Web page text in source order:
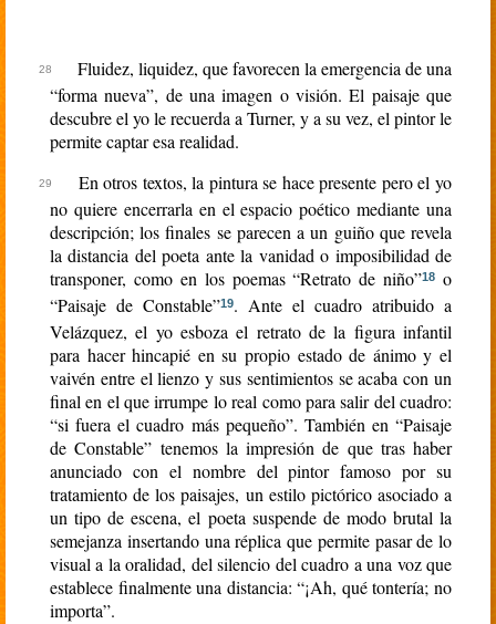
Fluidez, liquidez, que favorecen la emergencia de una
“forma nueva”, de una imagen o visión. El paisaje que
descubre el yo le recuerda a Turner, y a su vez, el pintor le
permite captar esa realidad.
En otros textos, la pintura se hace presente pero el yo
no quiere encerrarla en el espacio poético mediante una
descripción; los finales se parecen a un guiño que revela
la distancia del poeta ante la vanidad o imposibilidad de
transponer, como en los poemas “Retrato de niño”18 o
“Paisaje de Constable”19. Ante el cuadro atribuido a
Velázquez, el yo esboza el retrato de la figura infantil
para hacer hincapié en su propio estado de ánimo y el
vaivén entre el lienzo y sus sentimientos se acaba con un
final en el que irrumpe lo real como para salir del cuadro:
“si fuera el cuadro más pequeño”. También en “Paisaje
de Constable” tenemos la impresión de que tras haber
anunciado con el nombre del pintor famoso por su
tratamiento de los paisajes, un estilo pictórico asociado a
un tipo de escena, el poeta suspende de modo brutal la
semejanza insertando una réplica que permite pasar de lo
visual a la oralidad, del silencio del cuadro a una voz que
establece finalmente una distancia: “¡Ah, qué tontería; no
importa”.